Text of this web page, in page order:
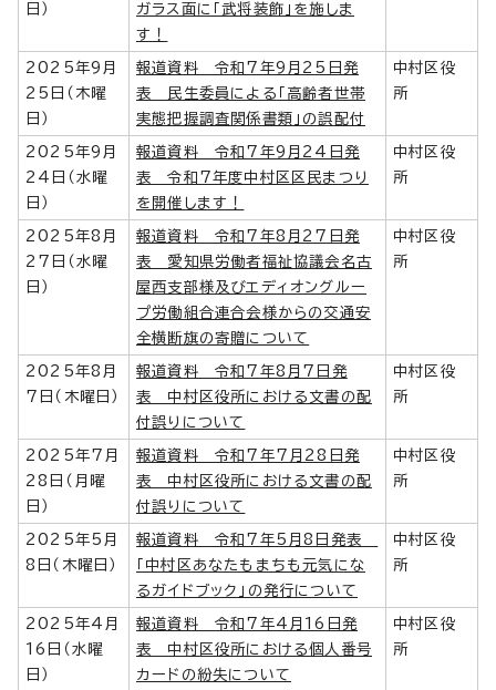
日）
ガラス面に「武将装飾」を施しま
す！
2025年9月
25日（木曜
日）
報道資料 令和7年9月25日発
表 民生委員による「高齢者世帯
実態把握調査関係書類」の誤配付
中村区役
所
2025年9月
24日（水曜
日）
報道資料 令和7年9月24日発
表 令和7年度中村区区民まつり
を開催します！
中村区役
所
2025年8月
27日（水曜
日）
報道資料 令和7年8月27日発
表 愛知県労働者福祉協議会名古
屋西支部様及びエディオングルー
プ労働組合連合会様からの交通安
全横断旗の寄贈について
中村区役
所
2025年8月
7日（木曜日）
報道資料 令和7年8月7日発
表 中村区役所における文書の配
付誤りについて
中村区役
所
2025年7月
28日（月曜
日）
報道資料 令和7年7月28日発
表 中村区役所における文書の配
付誤りについて
中村区役
所
2025年5月
8日（木曜日）
報道資料 令和7年5月8日発表
「中村区あなたもまちも元気にな
るガイドブック」の発行について
中村区役
所
2025年4月
16日（水曜
日）
報道資料 令和7年4月16日発
表 中村区役所における個人番号
カードの紛失について
中村区役
所